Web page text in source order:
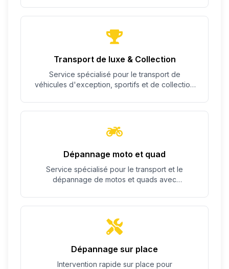
Transport de luxe & Collection
Service spécialisé pour le transport de
véhicules d'exception, sportifs et de collection
Dépannage moto et quad
Service spécialisé pour le transport et le
dépannage de motos et quads avec
Dépannage sur place
Intervention rapide sur place pour